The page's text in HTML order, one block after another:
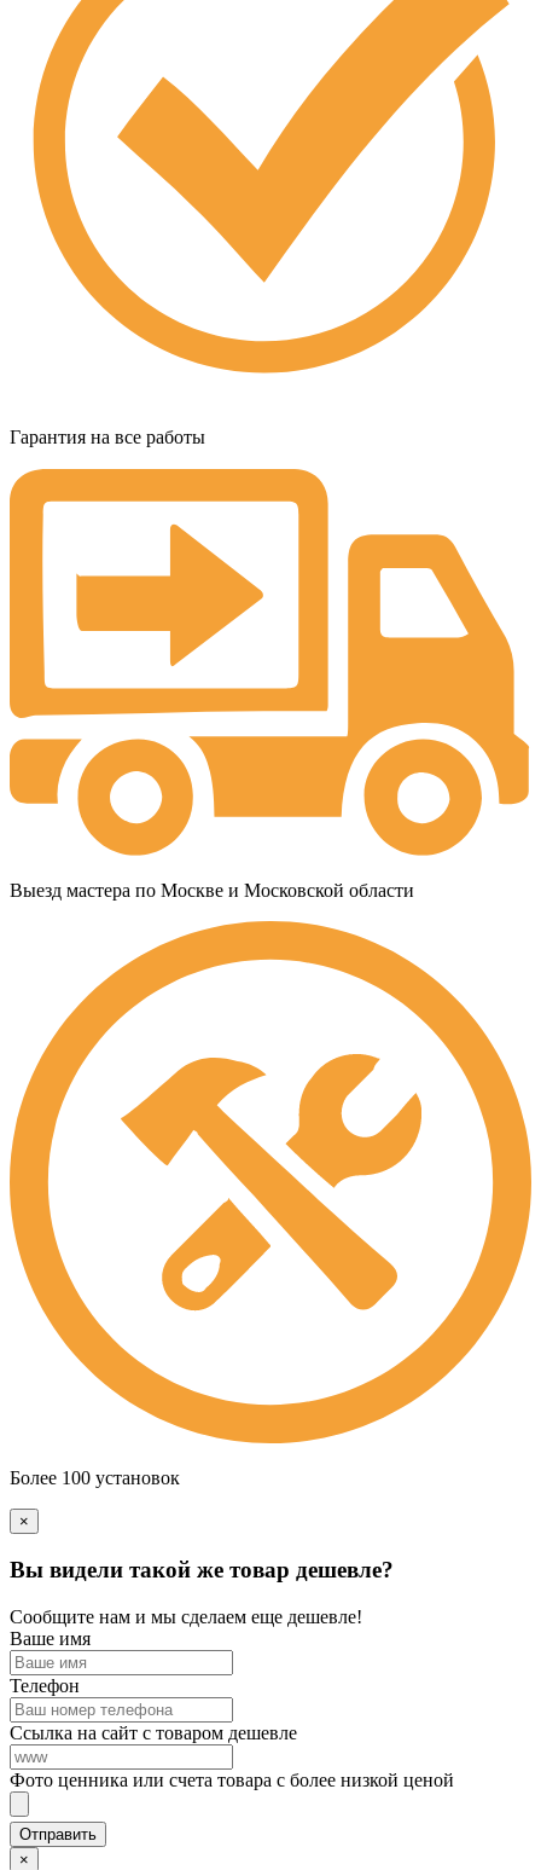
Гарантия на все работы
Выезд мастера по Москве и Московской области
Более 100 установок
×
Вы видели такой же товар дешевле?
Сообщите нам и мы сделаем еще дешевле!
Ваше имя
Телефон
Ссылка на сайт с товаром дешевле
Фото ценника или счета товара с более низкой ценой
×